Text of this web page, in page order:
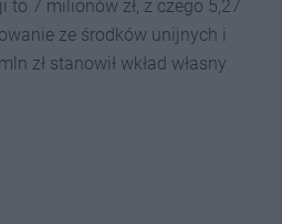
to 7 milionów zł, z czego 5,27
ze środków unijnych i
zł stanowił wkład własny